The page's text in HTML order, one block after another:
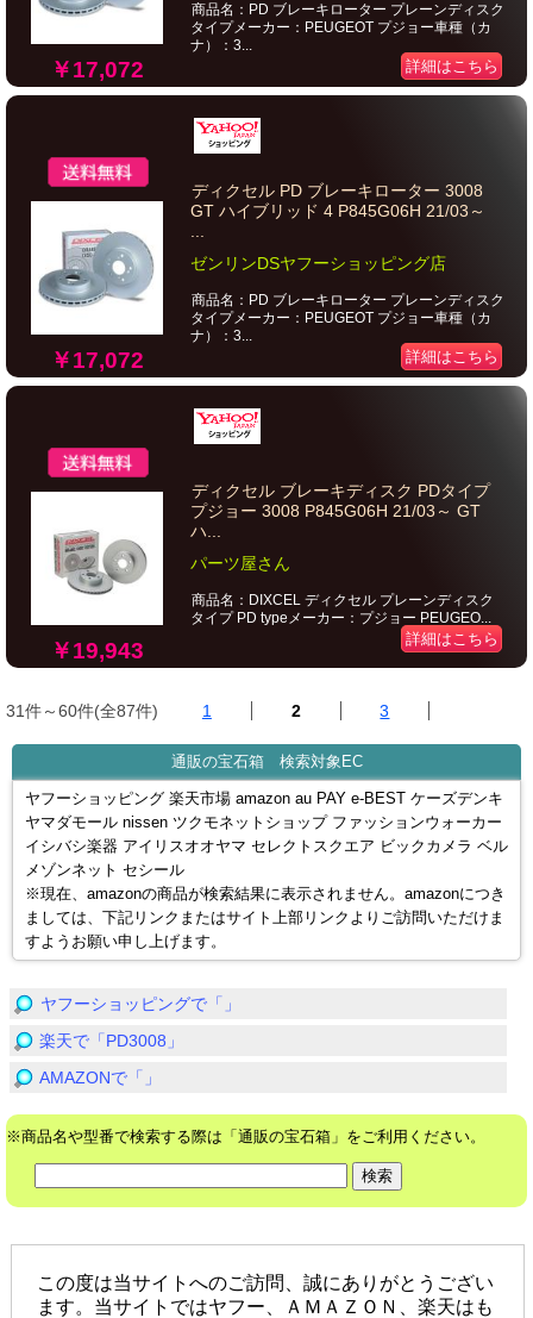
￥17,072
商品名：PD ブレーキローター プレーンディスク
タイプメーカー：PEUGEOT プジョー車種（カ
ナ）：3...
詳細はこちら
￥17,072
ディクセル PD ブレーキローター 3008
GT ハイブリッド 4 P845G06H 21/03～
ゼンリンDSヤフーショッピング店
商品名：PD ブレーキローター プレーンディスク
タイプメーカー：PEUGEOT プジョー車種（カ
ナ）：3...
詳細はこちら
￥19,943
ディクセル ブレーキディスク PDタイプ
プジョー 3008 P845G06H 21/03～ GT
ハ...
パーツ屋さん
商品名：DIXCEL ディクセル プレーンディスク
タイプ PD typeメーカー：プジョー PEUGEO...
詳細はこちら
31件～60件(全87件) 1 2 3
通販の宝石箱 検索対象EC
ヤフーショッピング 楽天市場 amazon au PAY e-BEST ケーズデンキ
ヤマダモール nissen ツクモネットショップ ファッションウォーカー
イシバシ楽器 アイリスオオヤマ セレクトスクエア ビックカメラ ベル
メゾンネット セシール
※現在、amazonの商品が検索結果に表示されません。amazonにつき
ましては、下記リンクまたはサイト上部リンクよりご訪問いただけま
すようお願い申し上げます。
ヤフーショッピングで「」
楽天で「PD3008」
AMAZONで「」
※商品名や型番で検索する際は「通販の宝石箱」をご利用ください。
この度は当サイトへのご訪問、誠にありがとうござい
ます。当サイトではヤフー、ＡＭＡＺＯＮ、楽天はも